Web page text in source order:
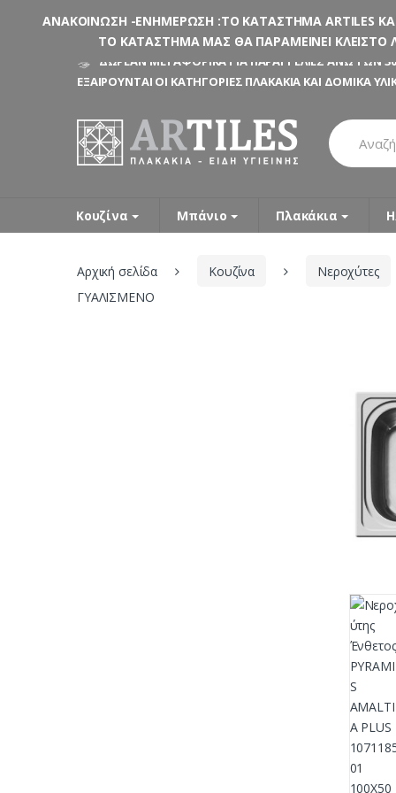
ΔΩΡΕΑΝ ΜΕΤΑΦΟΡΙΚΑ ΓΙΑ ΠΑΡΑΓΓΕΛΙΕΣ ΑΝΩ ΤΩΝ
ΕΞΑΙΡΟΥΝΤΑΙ ΟΙ ΚΑΤΗΓΟΡΙΕΣ ΠΛΑΚΑΚΙΑ ΚΑΙ ΔΟΜΙΚΑ
Search
for:
Κουζίνα Μπάνιο Πλακάκια
Αρχική σελίδα Κουζίνα Νεροχύτες
ΓΥΑΛΙΣΜΕΝΟ
ΑΝΑΚΟΙΝΩΣΗ -ΕΝΗΜΕΡΩΣΗ :ΤΟ ΚΑΤΑΣΤΗΜΑ ARTILES
ΤΟ ΚΑΤΑΣΤΗΜΑ ΜΑΣ ΘΑ ΠΑΡΑΜΕΙΝΕΙ ΚΛΕΙΣΤΟ